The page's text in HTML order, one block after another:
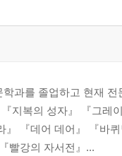
과를 졸업하고 현재
지복의 성자』 『그레
』 『데어 데어』 『바
빨강의 자서전』...